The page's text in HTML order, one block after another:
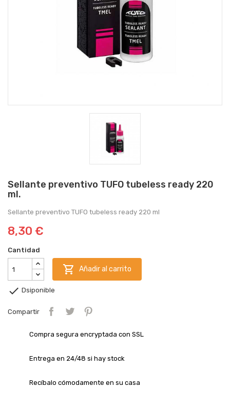
Sellante preventivo TUFO tubeless ready 220
ml.
Sellante preventivo TUFO tubeless ready 220 ml
8,30 €
Cantidad
 Añadir al carrito
 Dsiponible
Compartir
Compra segura encryptada con SSL
Entrega en 24/48 si hay stock
Recíbalo cómodamente en su casa